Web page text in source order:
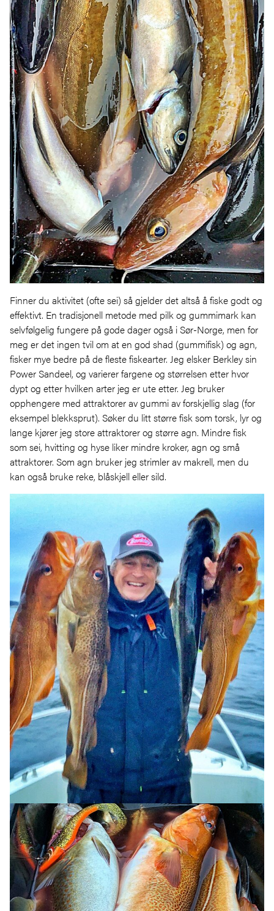
Finner du aktivitet (ofte sei) så gjelder det altså å fiske godt og
effektivt. En tradisjonell metode med pilk og gummimark kan
selvfølgelig fungere på gode dager også i Sør-Norge, men for
meg er det ingen tvil om at en god shad (gummifisk) og agn,
fisker mye bedre på de fleste fiskearter. Jeg elsker Berkley sin
Power Sandeel, og varierer fargene og størrelsen etter hvor
dypt og etter hvilken arter jeg er ute etter. Jeg bruker
opphengere med attraktorer av gummi av forskjellig slag (for
eksempel blekksprut). Søker du litt større fisk som torsk, lyr og
lange kjører jeg store attraktorer og større agn. Mindre fisk
som sei, hvitting og hyse liker mindre kroker, agn og små
attraktorer. Som agn bruker jeg strimler av makrell, men du
kan også bruke reke, blåskjell eller sild.